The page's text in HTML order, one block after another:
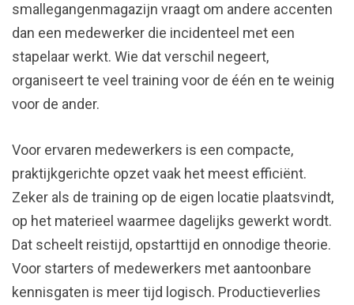
smallegangenmagazijn vraagt om andere accenten
dan een medewerker die incidenteel met een
stapelaar werkt. Wie dat verschil negeert,
organiseert te veel training voor de één en te weinig
voor de ander.
Voor ervaren medewerkers is een compacte,
praktijkgerichte opzet vaak het meest efficiënt.
Zeker als de training op de eigen locatie plaatsvindt,
op het materieel waarmee dagelijks gewerkt wordt.
Dat scheelt reistijd, opstarttijd en onnodige theorie.
Voor starters of medewerkers met aantoonbare
kennisgaten is meer tijd logisch. Productieverlies